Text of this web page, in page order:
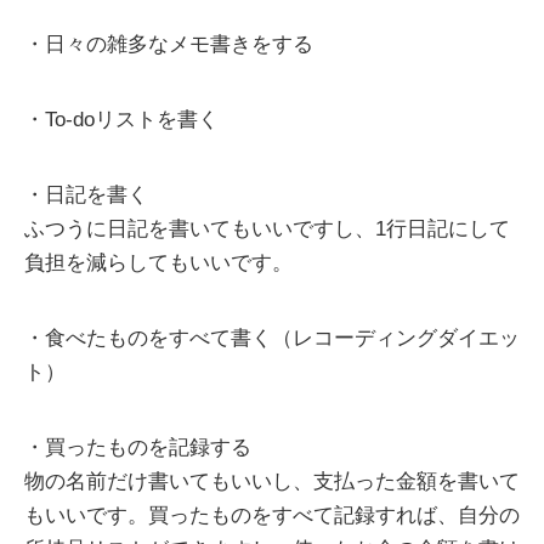
・日々の雑多なメモ書きをする
・To-doリストを書く
・日記を書く
ふつうに日記を書いてもいいですし、1行日記にして
負担を減らしてもいいです。
・食べたものをすべて書く（レコーディングダイエッ
ト）
・買ったものを記録する
物の名前だけ書いてもいいし、支払った金額を書いて
もいいです。買ったものをすべて記録すれば、自分の